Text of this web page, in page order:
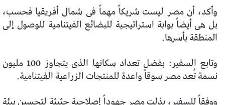
وأكد، أن مصر ليست شريكاً مهماً فى شمال أفريقيا فحسب،
بل هى أيضاً بوابة استراتيجية للبضائع الفيتنامية للوصول إلى
المنطقة بأسرها.
وتابع السفير: بفضل تعداد سكانها الذى يتجاوز 100 مليون
نسمة تُعد مصر سوقاً واعدة للمنتجات الزراعية الفيتنامية.